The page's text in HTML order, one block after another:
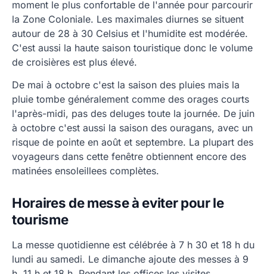
moment le plus confortable de l'année pour parcourir
la Zone Coloniale. Les maximales diurnes se situent
autour de 28 à 30 Celsius et l'humidite est modérée.
C'est aussi la haute saison touristique donc le volume
de croisières est plus élevé.
De mai à octobre c'est la saison des pluies mais la
pluie tombe généralement comme des orages courts
l'après-midi, pas des deluges toute la journée. De juin
à octobre c'est aussi la saison des ouragans, avec un
risque de pointe en août et septembre. La plupart des
voyageurs dans cette fenêtre obtiennent encore des
matinées ensoleillees complètes.
Horaires de messe à eviter pour le
tourisme
La messe quotidienne est célébrée à 7 h 30 et 18 h du
lundi au samedi. Le dimanche ajoute des messes à 9